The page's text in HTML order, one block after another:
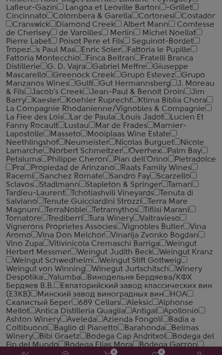
0 0
Lafleur-Gazin
Langoa et Leoville Barton
-Grillet
Cincinnato
Colombera & Garella Cortonesi
Costador
Cranswick
Diamond Creek Albert Mann
Comtesse
de Cherisey
de Varoilles Merlin
Michel Noellat
Pierre Labet
Poisot Pere et Fils
Seguinot-Bordet
Tropez
s Paul Mas Enric Soler
Fattoria le Pupille
Fattoria Montecchio
Finca Beltran
Fratelli Branca
Distillerie
G. D. Vajra Gabriel Meffre
Giuseppe
Mascarello
Greenock Creek Grupo Estevez
Grupo
Manzanos Wines
Gulfi Gut Hermannsberg
J. Moreau
& Fils
Jacob's Creek Jean-Paul & Benoit Droin
Jim
Barry
Kaesler Koehler Ruprecht
Ktima Biblia Chora
La Compagnie Rhodanienne/Vignobles & Compagnie
La Fiee des Lois
Lar de Paula Louis Jadot
Lucien Et
Fanny Rocault
Lustau Mar de Frades
Marnier-
Lapostolle
Masseto
Mooiplaas Wine Estate
Neethlingshof
Neumeister Nicolas Burguet
Nicole
Lamarche
Norbert Schmeltzer Overhex
Palm Bay
Petaluma
Philippe Cheron Pian dell'Orino
Pietradolce
Pra
Propiedad de Arinzano
Raats Family Wines
Racemi
Sanchez Romate Sandro Fay
Scarzello
Sclavos
Stadlmann Stapleton & Springer
Tamari
Tardieu-Laurent
Tchotiashvili Vineyards
Tenuta di
Salviano
Tenute Guicciardini Strozzi
Terra Mare
Magnum
TerraNoble Tetramythos
Tiflisi Marani
Tornatore
Trediberri Tura Winery
Valtravieso
Vignerons Proprietes Associes
Vignobles Butler
Vina
Aromo
Vina Don Melchor
Vinarija Zvonko Bogdan
Vino Zupa
Vitivinicola Cremaschi Barriga
Weingut
Herbert Messmer
Weingut Judith Beck
Weingut Kranz
Weingut Schwedhelm
Weingut Stift Gottweig
Weingut von Winning
Winegut Jurtschitsch
Winery
Despotika
Yalumba
Винодельня Бердяева/КФХ
Бердяев В.В.
Евпаторийский завод классических вин
(ЕЗКВ)
Минский завод виноградных вин
НОА
Скалистый Берег
689 Cellars Aleksic
Alphonse
Mellot
Antica Distilleria Quaglia Antigal
Apollonio
Ashton Winery
Aveleda Azienda Fongoli
Badia a
Coltibuono
Baglio di Pianetto Barahonda
Belmas
Winery
Bibi Graetz Bodega Cap Andritxol
Bodega del
Fin del Mundo
Bodega Elias Mora
Bodega Garzon